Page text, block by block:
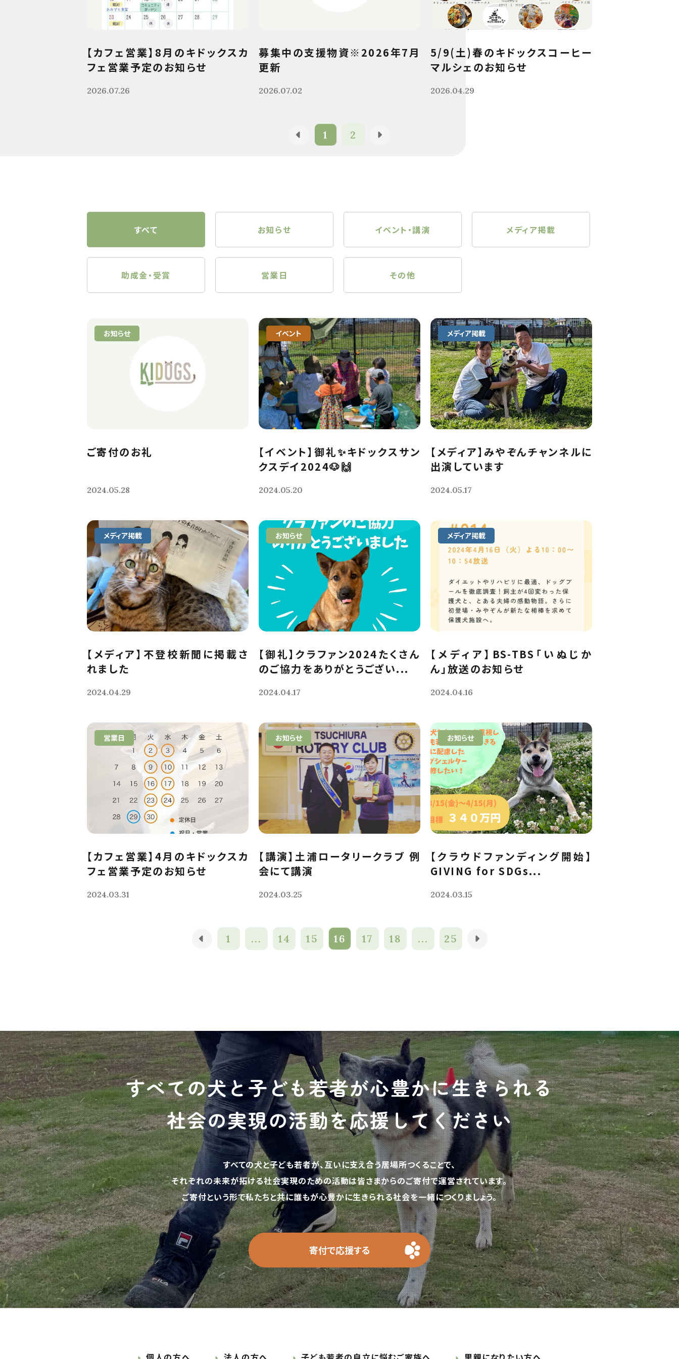
【カフェ営業】8月のキドックスカ
フェ営業予定のお知らせ
2026.07.26
募集中の支援物資※2026年7月
更新
2026.07.02
5/9(土)春のキドックスコーヒー
マルシェのお知らせ
2026.04.29
1 2
すべて お知らせ イベント・講演 メディア掲載
助成金・受賞 営業日 その他
お知らせ
ご寄付のお礼
2024.05.28
イベント
【イベント】御礼✨キドックスサン
クスデイ2024🐶🙌
2024.05.20
メディア掲載
【メディア】みやぞんチャンネルに
出演しています
2024.05.17
メディア掲載
【メディア】不登校新聞に掲載さ
れました
2024.04.29
お知らせ
【御礼】クラファン2024たくさん
のご協力をありがとうござい...
2024.04.17
メディア掲載
【メディア】BS-TBS「いぬじか
ん」放送のお知らせ
2024.04.16
営業日
【カフェ営業】4月のキドックスカ
フェ営業予定のお知らせ
2024.03.31
お知らせ
【講演】土浦ロータリークラブ 例
会にて講演
2024.03.25
お知らせ
【クラウドファンディング開始】
GIVING for SDGs...
2024.03.15
1 ... 14 15 16 17 18 ... 25
すべての犬と子ども若者が心豊かに生きられる
社会の実現の活動を応援してください
すべての犬と子ども若者が、互いに支え合う居場所つくることで、
それぞれの未来が拓ける社会実現のための活動は皆さまからのご寄付で運営されています。
ご寄付という形で私たちと共に誰もが心豊かに生きられる社会を一緒につくりましょう。
寄付で応援する